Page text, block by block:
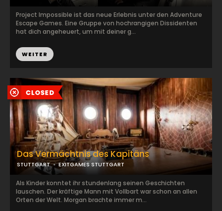
Project Impossible ist das neue Erlebnis unter den Adventure
Escape Games. Eine Gruppe von hochrangigen Dissidenten
hat dich angeheuert, um mit deiner g...
WEITER
Das Vermächtnis des Kapitäns
STUTTGART EXITGAMES STUTTGART
Als Kinder konntet ihr stundenlang seinen Geschichten
lauschen. Der kräftige Mann mit Vollbart war schon an allen
Orten der Welt. Morgan brachte immer m...